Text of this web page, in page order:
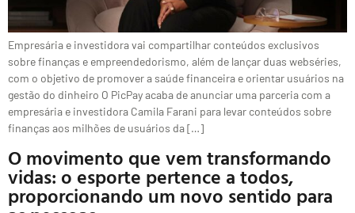
Empresária e investidora vai compartilhar conteúdos exclusivos
sobre finanças e empreendedorismo, além de lançar duas webséries,
com o objetivo de promover a saúde financeira e orientar usuários na
gestão do dinheiro O PicPay acaba de anunciar uma parceria com a
empresária e investidora Camila Farani para levar conteúdos sobre
finanças aos milhões de usuários da […]
O movimento que vem transformando
vidas: o esporte pertence a todos,
proporcionando um novo sentido para